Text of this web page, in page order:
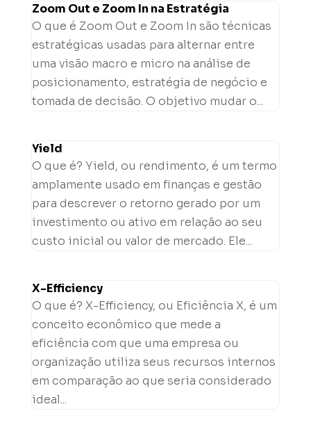
Zoom Out e Zoom In na Estratégia
O que é Zoom Out e Zoom In são técnicas
estratégicas usadas para alternar entre
uma visão macro e micro na análise de
posicionamento, estratégia de negócio e
tomada de decisão. O objetivo mudar o...
Yield
O que é? Yield, ou rendimento, é um termo
amplamente usado em finanças e gestão
para descrever o retorno gerado por um
investimento ou ativo em relação ao seu
custo inicial ou valor de mercado. Ele...
X-Efficiency
O que é? X-Efficiency, ou Eficiência X, é um
conceito econômico que mede a
eficiência com que uma empresa ou
organização utiliza seus recursos internos
em comparação ao que seria considerado
ideal...